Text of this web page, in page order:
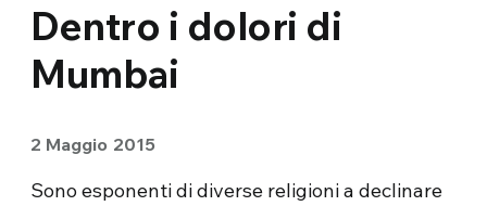
Dentro i dolori di
Mumbai
2 Maggio 2015
Sono esponenti di diverse religioni a declinare